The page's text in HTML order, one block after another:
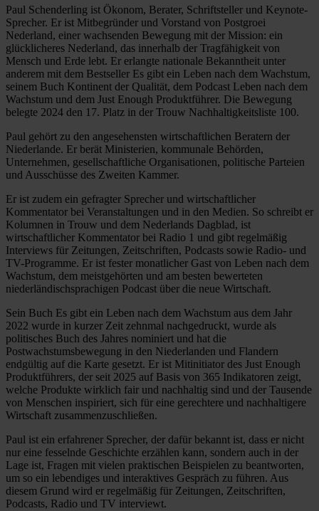
Paul Schenderling ist Ökonom, Berater, Schriftsteller und Keynote-
Sprecher. Er ist Mitbegründer und Vorstand von Postgroei
Nederland, einer wachsenden Bewegung mit der Mission: ein
glücklicheres Nederland, das innerhalb der Tragfähigkeit von
Mensch und Erde lebt. Er erlangte nationale Bekanntheit unter
anderem mit dem Bestseller Es gibt ein Leben nach dem Wachstum,
seinem Buch Kontinent der Qualität, dem Podcast Leben nach dem
Wachstum und dem Just Enough Produktführer. Die Bewegung
belegte 2024 den 17. Platz in der Trouw Nachhaltigkeitsliste 100.
Paul gehört zu den angesehensten wirtschaftlichen Beratern der
Niederlande. Er berät Ministerien, kommunale Behörden,
Unternehmen, gesellschaftliche Organisationen, politische Parteien
und Ausschüsse des Zweiten Kammer.
Er ist zudem ein gefragter Sprecher und wirtschaftlicher
Kommentator bei Veranstaltungen und in den Medien. So schreibt er
Kolumnen in Trouw und dem Nederlands Dagblad, ist
wirtschaftlicher Kommentator bei Radio 1 und gibt regelmäßig
Interviews für Zeitungen, Zeitschriften, Podcasts sowie Radio- und
TV-Programme. Er ist fester monatlicher Gast von Leben nach dem
Wachstum, dem meistgehörten und am besten bewerteten
niederländischsprachigen Podcast über die neue Wirtschaft.
Sein Buch Es gibt ein Leben nach dem Wachstum aus dem Jahr
2022 wurde in kurzer Zeit zehnmal nachgedruckt, wurde als
politisches Buch des Jahres nominiert und hat die
Postwachstumsbewegung in den Niederlanden und Flandern
endgültig auf die Karte gesetzt. Er ist Mitinitiator des Just Enough
Produktführers, der seit 2025 auf Basis von 365 Indikatoren zeigt,
welche Produkte wirklich fair und nachhaltig sind und der Tausende
von Menschen inspiriert, sich für eine gerechtere und nachhaltigere
Wirtschaft zusammenzuschließen.
Paul ist ein erfahrener Sprecher, der dafür bekannt ist, dass er nicht
nur eine fesselnde Geschichte erzählen kann, sondern auch in der
Lage ist, Fragen mit vielen praktischen Beispielen zu beantworten,
um so ein lebendiges und interaktives Gespräch zu führen. Aus
diesem Grund wird er regelmäßig für Zeitungen, Zeitschriften,
Podcasts, Radio und TV interviewt.